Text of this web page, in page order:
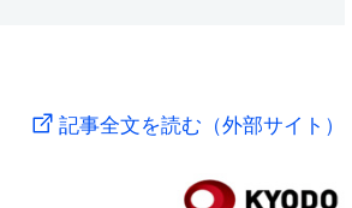
記事全文を読む（外部サイト）